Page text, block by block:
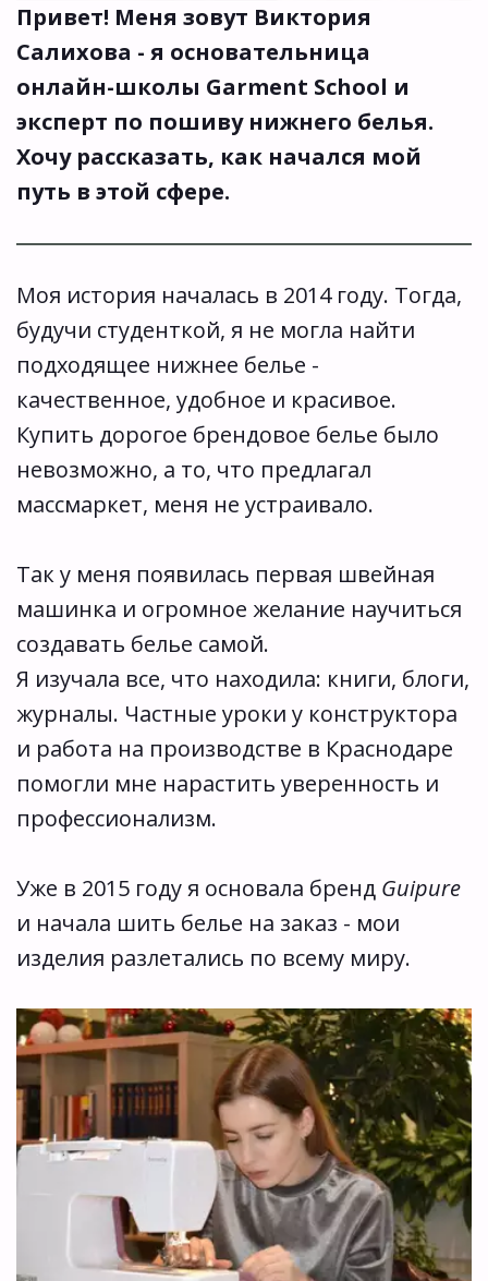
Привет! Меня зовут Виктория
Салихова - я основательница
онлайн-школы Garment School и
эксперт по пошиву нижнего белья.
Хочу рассказать, как начался мой
путь в этой сфере.
Моя история началась в 2014 году. Тогда,
будучи студенткой, я не могла найти
подходящее нижнее белье -
качественное, удобное и красивое.
Купить дорогое брендовое белье было
невозможно, а то, что предлагал
массмаркет, меня не устраивало.
Так у меня появилась первая швейная
машинка и огромное желание научиться
создавать белье самой.
Я изучала все, что находила: книги, блоги,
журналы. Частные уроки у конструктора
и работа на производстве в Краснодаре
помогли мне нарастить уверенность и
профессионализм.
Уже в 2015 году я основала бренд Guipure
и начала шить белье на заказ - мои
изделия разлетались по всему миру.